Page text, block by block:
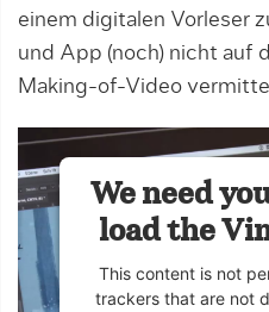
einem di­gitalen Vorleser
und App (noch) nicht auf
Making-of-Video
We need
load the
This content is not
trackers that are not